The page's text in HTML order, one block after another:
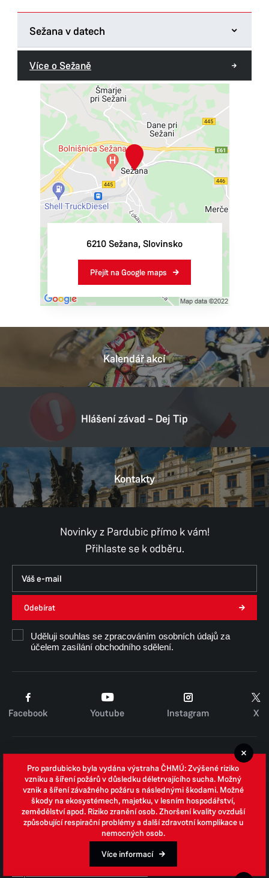
Sežana v datech
Počet obyvatel:
Rozloha:217,4 km²
Starosta:
Andrej Sila​​​​​​​
Poloha:Pobřežně-krasový region
Více o Sežaně
6210 Sežana, Slovinsko
Přejít na Google maps
Kalendář akcí
Hlášení závad – Dej Tip
Kontakty
Novinky z Pardubic přímo k vám!
Přihlaste se k odběru.
Odebírat
Uděluji souhlas se zpracováním osobních údajů za
účelem zasílání obchodního sdělení.
Facebook Youtube Instagram X
Zpracování osobních údajů
Whistleblowing
Open data
Povinně zveřejňované informace
Prohlášení o přístupnosti
Odpovědi na žádosti o informace
Pro pardubicko byla vydána výstraha ČHMÚ: Zvýšené riziko
vzniku a šíření požárů v důsledku déletrvajícího sucha. Možný
vznik a šíření závažného požáru s následnými škodami. Možné
škody na ekosystémech, majetku, v lesním hospodářství,
zemědělství apod. Riziko zranění osob. Zhoršení kvality ovzduší
způsobující respirační problémy a další zdravotní komplikace u
nemocných osob.
Více informací